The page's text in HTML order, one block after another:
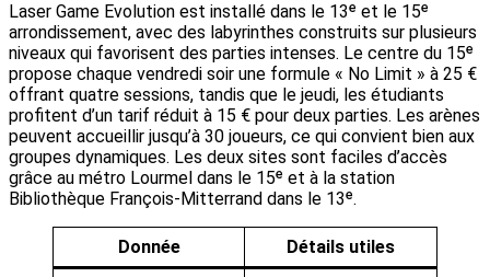
Laser Game Evolution est installé dans le 13ᵉ et le 15ᵉ
arrondissement, avec des labyrinthes construits sur plusieurs
niveaux qui favorisent des parties intenses. Le centre du 15ᵉ
propose chaque vendredi soir une formule « No Limit » à 25 €
offrant quatre sessions, tandis que le jeudi, les étudiants
profitent d’un tarif réduit à 15 € pour deux parties. Les arènes
peuvent accueillir jusqu’à 30 joueurs, ce qui convient bien aux
groupes dynamiques. Les deux sites sont faciles d’accès
grâce au métro Lourmel dans le 15ᵉ et à la station
Bibliothèque François-Mitterrand dans le 13ᵉ.
Donnée Détails utiles